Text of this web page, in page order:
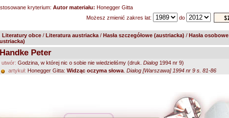
kryterium: Autor materiału: Honegger Gitta
Możesz zmienić zakres lat:
do
Literatury obce / Literatura austriacka / Hasła szczegółowe (austriacka) / Hasła osobowe
Peter
utwór: Godzina, w której nic o sobie nie wiedzieliśmy (druk. Dialog 1994 nr 9)
artykuł: Honegger Gitta: Widząc oczyma słowa Dialog [Warszawa] 1994 nr 9 s. 81-86